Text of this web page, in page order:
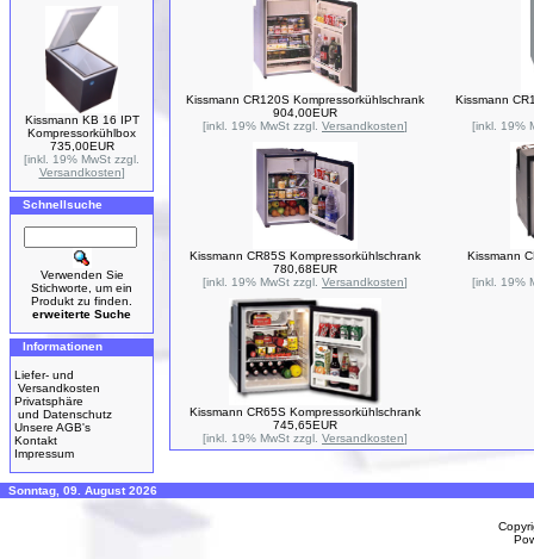
Kissmann KB 16 IPT
Kompressorkühlbox
735,00EUR
[inkl. 19% MwSt zzgl.
Versandkosten]
Schnellsuche
Verwenden Sie
Stichworte, um ein
Produkt zu finden.
erweiterte Suche
Informationen
Liefer- und
Versandkosten
Privatsphäre
und Datenschutz
Unsere AGB's
Kontakt
Impressum
Kissmann CR120S Kompressorkühlschrank
904,00EUR
[inkl. 19% MwSt zzgl. Versandkosten]
Kissmann
[inkl. 19%
Kissmann CR85S Kompressorkühlschrank
780,68EUR
[inkl. 19% MwSt zzgl. Versandkosten]
Kissmann
[inkl. 19%
Kissmann CR65S Kompressorkühlschrank
745,65EUR
[inkl. 19% MwSt zzgl. Versandkosten]
Sonntag, 09. August 2026